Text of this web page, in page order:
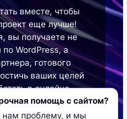
помощь с сайтом?
нам проблему, и мы
вместе, чтобы
еще лучше!
вы получаете не
по WordPress, а
готового
ваших целей
в онлайне.